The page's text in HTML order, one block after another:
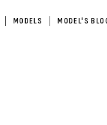
MODELS MODEL'S